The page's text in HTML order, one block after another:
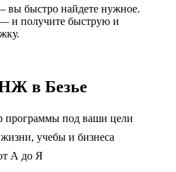
вы быстро найдете нужное.
и получите быструю и
в Безье
под ваши цели
учебы и бизнеса
А до Я